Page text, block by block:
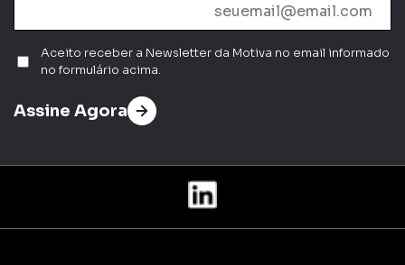
Aceito receber a Newsletter da Motiva no email informado
no formulário acima.
Assine Agora